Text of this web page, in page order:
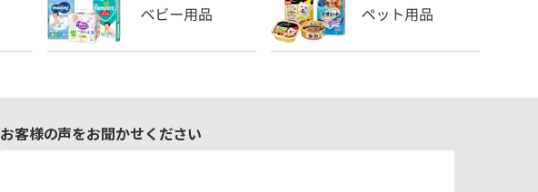
お客様の声をお聞かせください